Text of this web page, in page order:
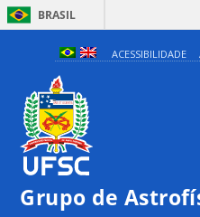
BRASIL
ACESSIBILIDADE
Grupo de